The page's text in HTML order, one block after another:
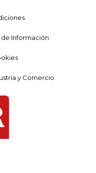
Información
y Comercio